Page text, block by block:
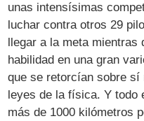
unas intensísimas
luchar contra otros 29
llegar a la meta
habilidad en una gran
que se retorcían sobre
leyes de la física. Y todo
más de 1000 kilómetros